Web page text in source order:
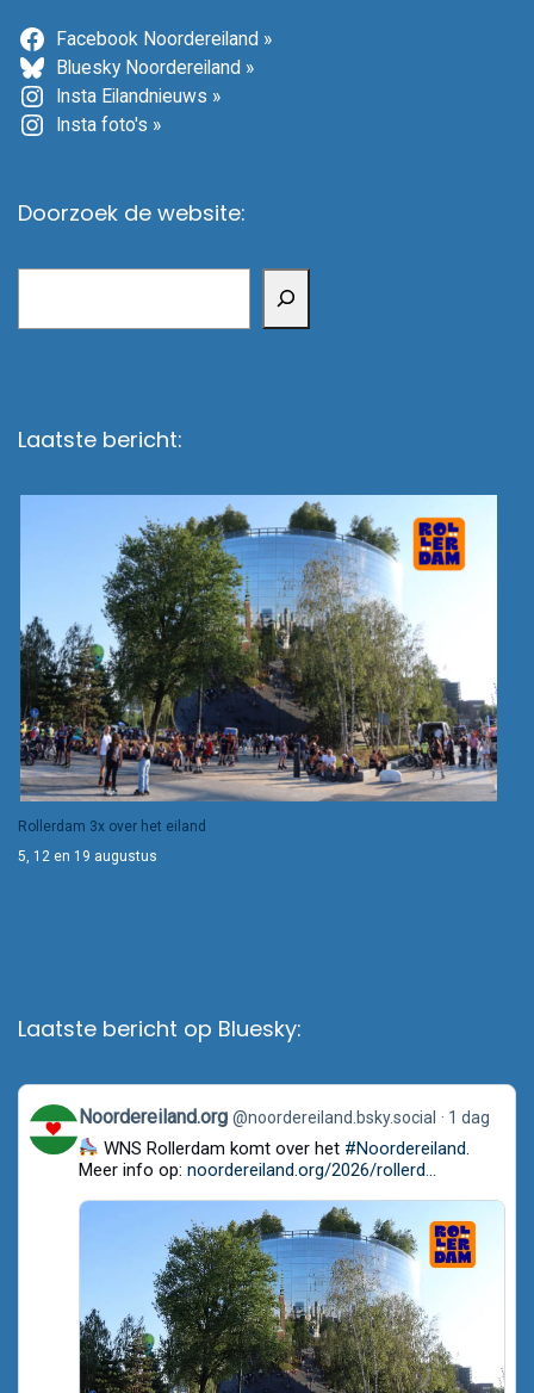
Facebook Noordereiland »
Bluesky Noordereiland »
Insta Eilandnieuws »
Insta foto's »
Doorzoek de website:
Laatste bericht:
Rollerdam 3x over het eiland
5, 12 en 19 augustus
Laatste bericht op Bluesky:
View
post
by
Noordereiland.org
Noordereiland.org @noordereiland.bsky.social 1 dag
WNS Rollerdam komt over het #Noordereiland
Meer info op: noordereiland.org/2026/rollerd...